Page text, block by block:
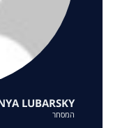
LUBARSKY
המסחר